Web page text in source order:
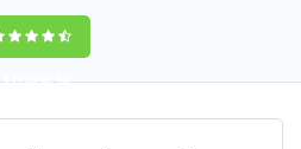
(100%)90
votes